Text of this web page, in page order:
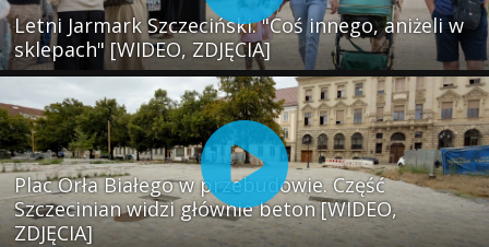
Letni Jarmark Szczeciński. "Coś innego, aniżeli w
sklepach" [WIDEO, ZDJĘCIA]
Plac Orła Białego w przebudowie. Część
Szczecinian widzi głównie beton [WIDEO,
ZDJĘCIA]